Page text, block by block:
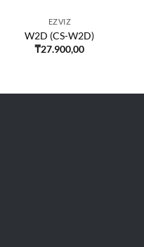
EZVIZ
W2D (CS-W2D)
₸27.900,00